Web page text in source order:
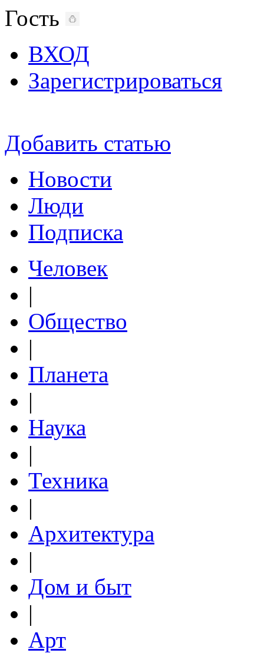
Гость
ВХОД
Зарегистрироваться
Добавить статью
Новости
Люди
Подписка
Человек
|
Общество
|
Планета
|
Наука
|
Техника
|
Архитектура
|
Дом и быт
|
Арт